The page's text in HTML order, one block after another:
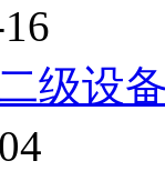
级设